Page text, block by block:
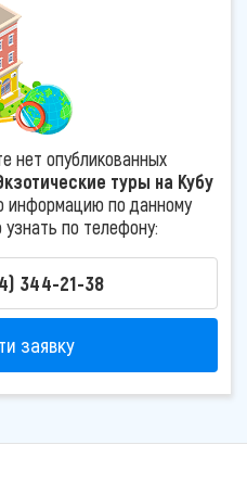
нет опубликованных
туры на Кубу
информацию по данному
по телефону:
344-21-38
заявку